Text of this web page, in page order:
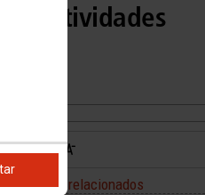
actividades
Enlaces relacionados